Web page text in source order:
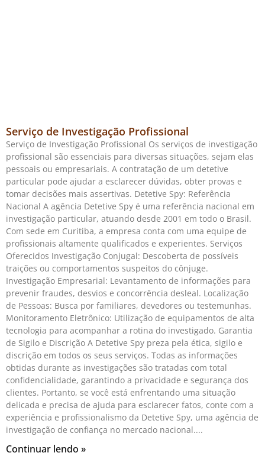
Serviço de Investigação Profissional
Serviço de Investigação Profissional Os serviços de investigação
profissional são essenciais para diversas situações, sejam elas
pessoais ou empresariais. A contratação de um detetive
particular pode ajudar a esclarecer dúvidas, obter provas e
tomar decisões mais assertivas. Detetive Spy: Referência
Nacional A agência Detetive Spy é uma referência nacional em
investigação particular, atuando desde 2001 em todo o Brasil.
Com sede em Curitiba, a empresa conta com uma equipe de
profissionais altamente qualificados e experientes. Serviços
Oferecidos Investigação Conjugal: Descoberta de possíveis
traições ou comportamentos suspeitos do cônjuge.
Investigação Empresarial: Levantamento de informações para
prevenir fraudes, desvios e concorrência desleal. Localização
de Pessoas: Busca por familiares, devedores ou testemunhas.
Monitoramento Eletrônico: Utilização de equipamentos de alta
tecnologia para acompanhar a rotina do investigado. Garantia
de Sigilo e Discrição A Detetive Spy preza pela ética, sigilo e
discrição em todos os seus serviços. Todas as informações
obtidas durante as investigações são tratadas com total
confidencialidade, garantindo a privacidade e segurança dos
clientes. Portanto, se você está enfrentando uma situação
delicada e precisa de ajuda para esclarecer fatos, conte com a
experiência e profissionalismo da Detetive Spy, uma agência de
investigação de confiança no mercado nacional.
Continuar lendo »